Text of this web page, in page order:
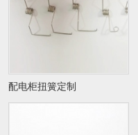
配电柜扭簧定制